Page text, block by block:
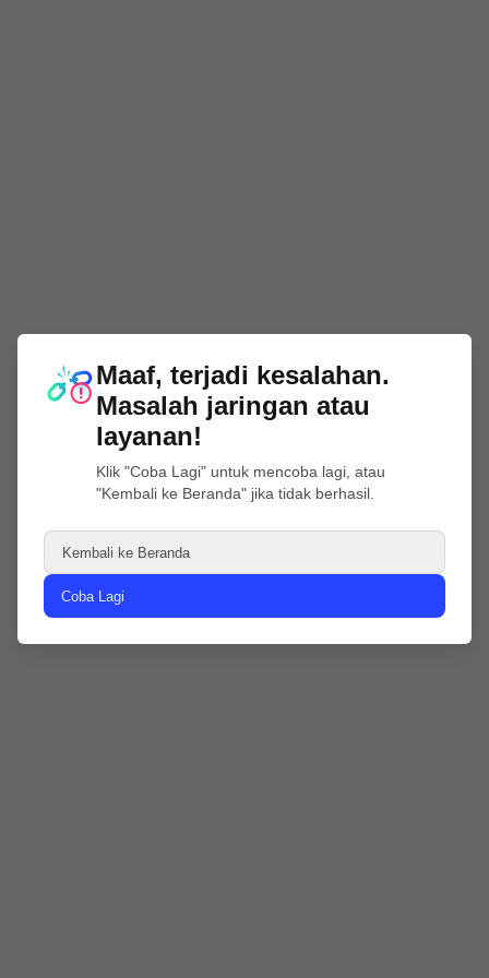
Maaf, terjadi kesalahan.
Masalah jaringan atau
layanan!
Klik "Coba Lagi" untuk mencoba lagi, atau
"Kembali ke Beranda" jika tidak berhasil.
Kembali ke Beranda
Coba Lagi